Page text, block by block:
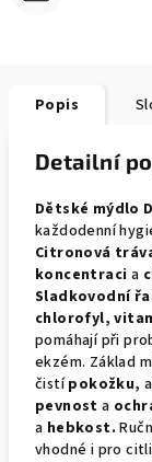
Popis
Detailní
Dětské mýdlo
každodenní
Citronová
koncentraci a
Sladkovodní
chlorofyl,
pomáhají při
ekzém. Základ
čistípokožku,
pevnost a
a hebkost.
vhodné i pro